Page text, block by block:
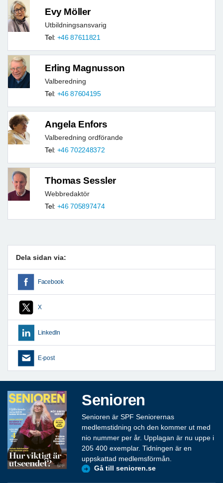
Evy Möller
Utbildningsansvarig
Tel: +46 87611821
Erling Magnusson
Valberedning
Tel: +46 87604195
Angela Enfors
Valberedning ordförande
Tel: +46 702248372
Thomas Sessler
Webbredaktör
Tel: +46 705897474
Dela sidan via:
Facebook
X
LinkedIn
E-post
Senioren
Senioren är SPF Seniorernas
medlemstidning och den kommer ut med
nio nummer per år. Upplagan är nu uppe i
205 400 exemplar. Tidningen är en
uppskattad medlemsförmån.
Gå till senioren.se